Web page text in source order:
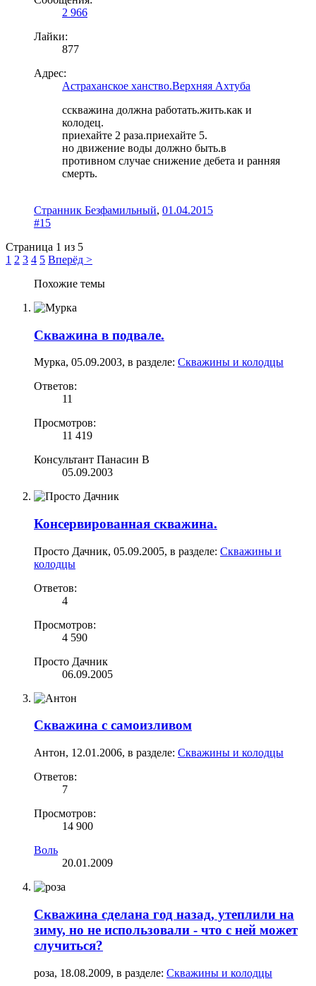
2 966
Лайки:
877
Адрес:
Астраханское ханство.Верхняя Ахтуба
сскважина должна работать.жить.как и
колодец.
приехайте 2 раза.приехайте 5.
но движение воды должно быть.в
противном случае снижение дебета и ранняя
смерть.
Странник Безфамильный, 01.04.2015
#15
Страница 1 из 5
1 2 3 4 5 Вперёд >
Похожие темы
Скважина в подвале.
Мурка, 05.09.2003, в разделе: Скважины и колодцы
Ответов:
11
Просмотров:
11 419
Консультант Панасин В
05.09.2003
Консервированная скважина.
Просто Дачник, 05.09.2005, в разделе: Скважины и
колодцы
Ответов:
4
Просмотров:
4 590
Просто Дачник
06.09.2005
Скважина с самоизливом
Антон, 12.01.2006, в разделе: Скважины и колодцы
Ответов:
7
Просмотров:
14 900
Воль
20.01.2009
Скважина сделана год назад, утеплили на
зиму, но не использовали - что с ней может
случиться?
роза, 18.08.2009, в разделе: Скважины и колодцы